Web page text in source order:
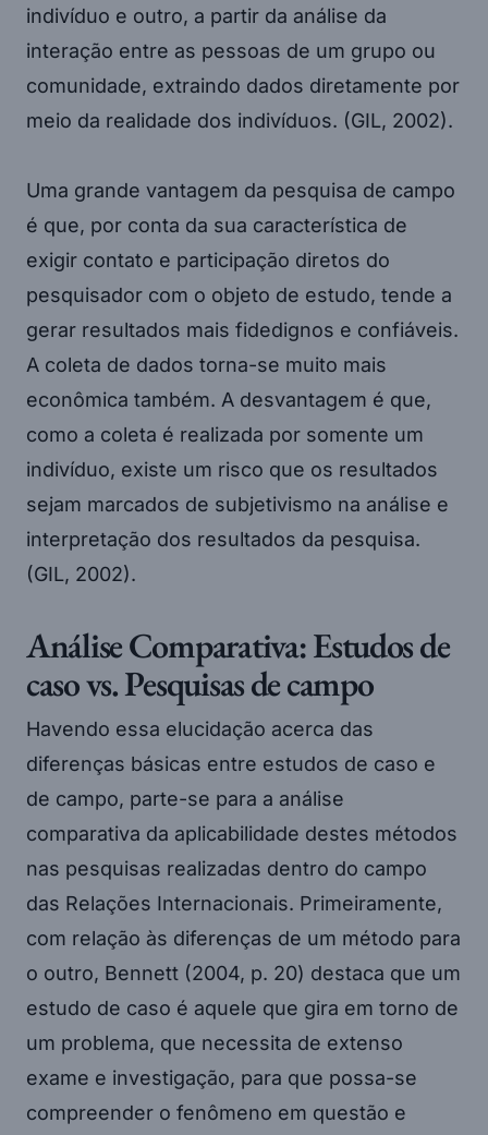
indivíduo e outro, a partir da análise da
interação entre as pessoas de um grupo ou
comunidade, extraindo dados diretamente por
meio da realidade dos indivíduos. (GIL, 2002).
Uma grande vantagem da pesquisa de campo
é que, por conta da sua característica de
exigir contato e participação diretos do
pesquisador com o objeto de estudo, tende a
gerar resultados mais fidedignos e confiáveis.
A coleta de dados torna-se muito mais
econômica também. A desvantagem é que,
como a coleta é realizada por somente um
indivíduo, existe um risco que os resultados
sejam marcados de subjetivismo na análise e
interpretação dos resultados da pesquisa.
(GIL, 2002).
Análise Comparativa: Estudos de
caso vs. Pesquisas de campo
Havendo essa elucidação acerca das
diferenças básicas entre estudos de caso e
de campo, parte-se para a análise
comparativa da aplicabilidade destes métodos
nas pesquisas realizadas dentro do campo
das Relações Internacionais. Primeiramente,
com relação às diferenças de um método para
o outro, Bennett (2004, p. 20) destaca que um
estudo de caso é aquele que gira em torno de
um problema, que necessita de extenso
exame e investigação, para que possa-se
compreender o fenômeno em questão e